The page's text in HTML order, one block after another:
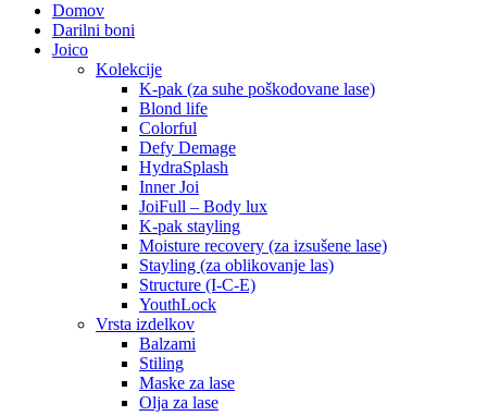
Domov
Darilni boni
Joico
Kolekcije
K-pak (za suhe poškodovane lase)
Blond life
Colorful
Defy Demage
HydraSplash
Inner Joi
JoiFull – Body lux
K-pak stayling
Moisture recovery (za izsušene lase)
Stayling (za oblikovanje las)
Structure (I-C-E)
YouthLock
Vrsta izdelkov
Balzami
Stiling
Maske za lase
Olja za lase